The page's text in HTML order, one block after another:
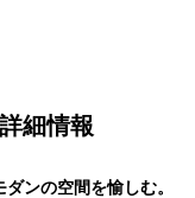
細情報
ンの空間を愉しむ。